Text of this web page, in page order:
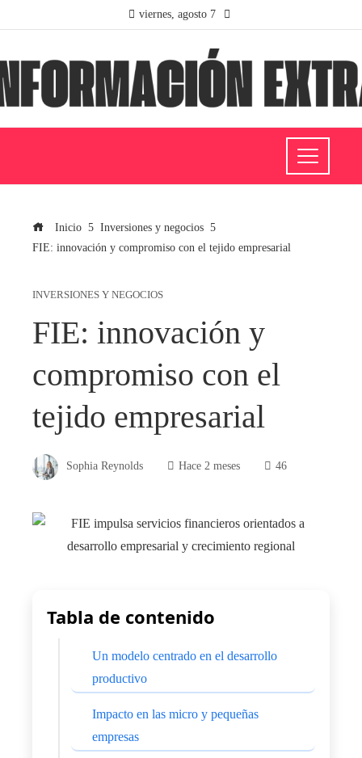
viernes, agosto 7
Inicio
Inversiones y negocios
FIE: innovación y compromiso con el tejido empresarial
INVERSIONES Y NEGOCIOS
FIE: innovación y
compromiso con el
tejido empresarial
Sophia Reynolds Hace 2 meses 46
Tabla de contenido
Un modelo centrado en el desarrollo
productivo
Impacto en las micro y pequeñas
empresas